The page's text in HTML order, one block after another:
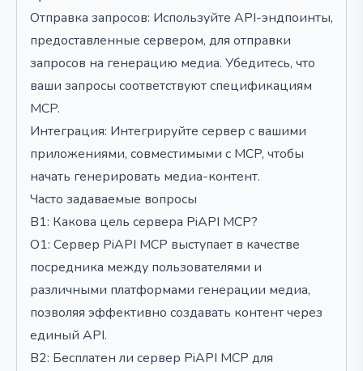
Отправка запросов: Используйте API-эндпоинты,
предоставленные сервером, для отправки
запросов на генерацию медиа. Убедитесь, что
ваши запросы соответствуют спецификациям
MCP.
Интеграция: Интегрируйте сервер с вашими
приложениями, совместимыми с MCP, чтобы
начать генерировать медиа-контент.
Часто задаваемые вопросы
В1: Какова цель сервера PiAPI MCP?
О1: Сервер PiAPI MCP выступает в качестве
посредника между пользователями и
различными платформами генерации медиа,
позволяя эффективно создавать контент через
единый API.
В2: Бесплатен ли сервер PiAPI MCP для